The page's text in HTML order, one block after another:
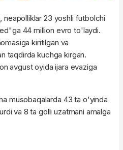
neapolliklar 23 yoshli futbolchi
44 million evro to'laydi.
kiritilgan va
taqdirda kuchga kirgan.
avgust oyida ijara evaziga
musobaqalarda 43 ta o'yinda
va 8 ta golli uzatmani amalga